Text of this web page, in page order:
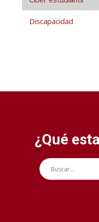
Discapacidad
¿Qué